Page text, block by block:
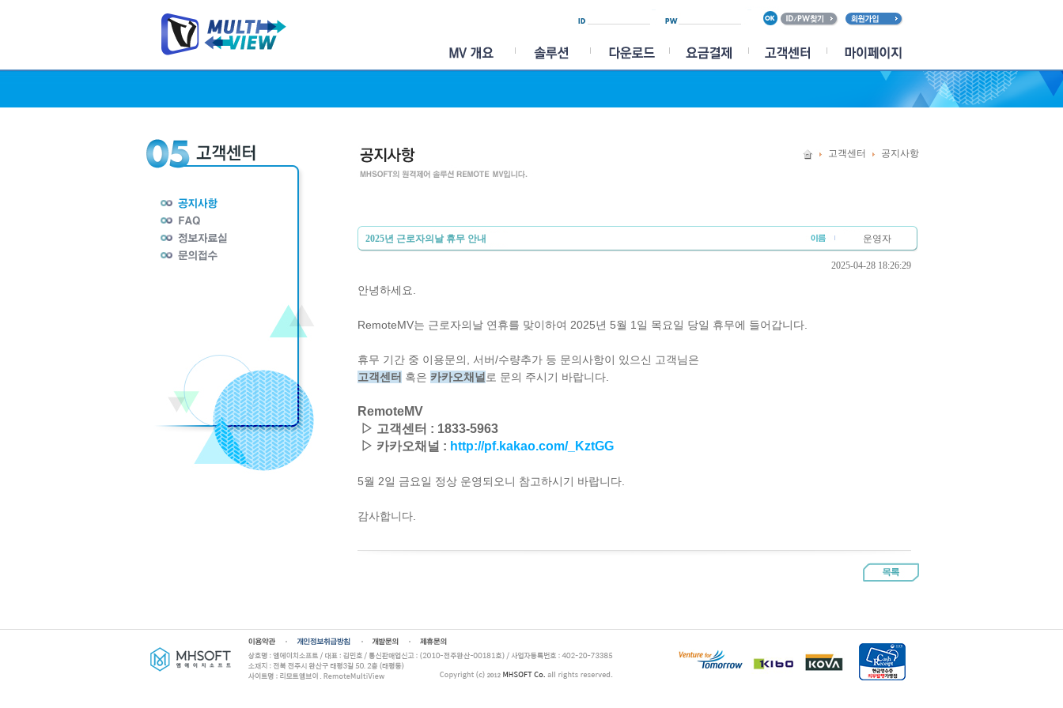
고객센터 공지사항
2025년 근로자의날 휴무 안내 운영자
2025-04-28 18:26:29
안녕하세요.
RemoteMV는 근로자의날 연휴를 맞이하여 2025년 5월 1일 목요일 당일 휴무에 들어갑니다.
휴무 기간 중 이용문의, 서버/수량추가 등 문의사항이 있으신 고객님은
고객센터 혹은 카카오채널 로 문의 주시기 바랍니다.
RemoteMV
▷ 고객센터 : 1833-5963
▷ 카카오채널 : http://pf.kakao.com/_KztGG
5월 2일 금요일 정상 운영되오니 참고하시기 바랍니다.
감사합니다.